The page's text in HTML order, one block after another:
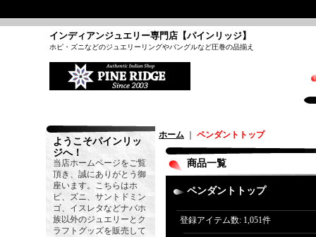
インディアンジュエリー専門店【パインリッジ】
ホピ・ズニなどのジュエリーリングやバングルなど圧巻の品揃え
ようこそパインリッ
ジへ！
当店ホームページをご覧
頂き、誠にありがとう御
座います。こちらはホ
ピ、ズニ、サントドミン
ゴ、イスレタなどナバホ
族以外のジュエリーとク
ラフトグッズを販売して
ホーム ペンダントトップ
商品一覧
ペンダントトップ
登録アイテム数: 1,051件